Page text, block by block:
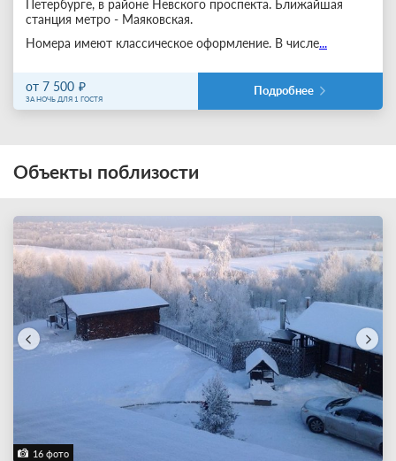
Петербурге, в районе Невского проспекта. Ближайшая
станция метро - Маяковская.
Номера имеют классическое оформление. В числе...
от 7 500
ЗА НОЧЬ ДЛЯ 1 ГОСТЯ
Подробнее
Объекты поблизости
16 фото